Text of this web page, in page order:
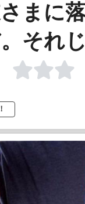
まに
それ